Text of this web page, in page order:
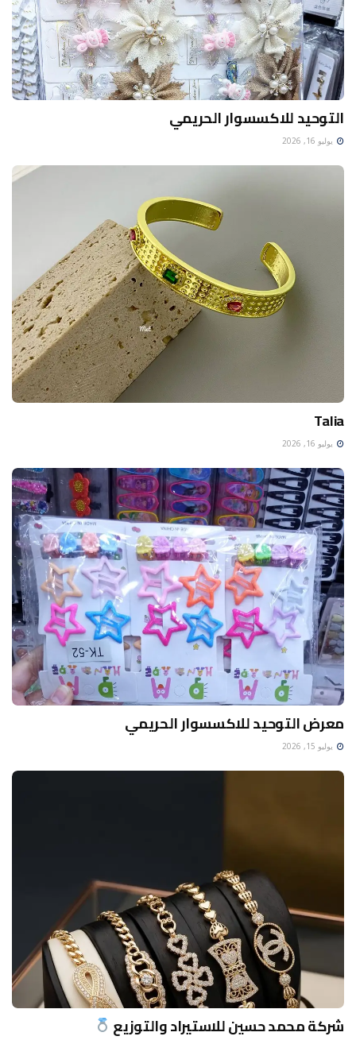
التوحيد للاكسسوار الحريمي
يوليو 16, 2026
Talia
يوليو 16, 2026
معرض التوحيد للاكسسوار الحريمي
يوليو 15, 2026
شركة محمد حسين للاستيراد والتوزيع